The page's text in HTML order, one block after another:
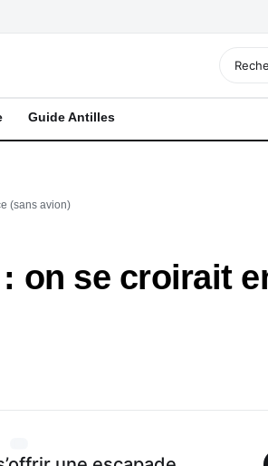
Guide Antilles
(sans avion)
on se croirait